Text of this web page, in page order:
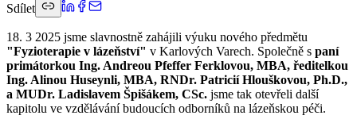
Sdílet
18. 3 2025 jsme slavnostně zahájili výuku nového předmětu
"Fyzioterapie v lázeňství" v Karlových Varech. Společně s paní
primátorkou Ing. Andreou Pfeffer Ferklovou, MBA, ředitelkou
Ing. Alinou Huseynli, MBA, RNDr. Patricií Hlouškovou, Ph.D.,
a MUDr. Ladislavem Špišákem, CSc. jsme tak otevřeli další
kapitolu ve vzdělávání budoucích odborníků na lázeňskou péči.